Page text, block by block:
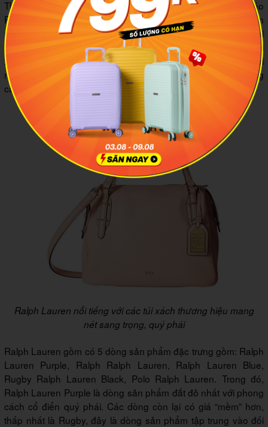
Thương hiệu Ralph Lauren bắt đầu nổi lên với những chiếc áo
Polo ra mắt năm 1967 bởi nhà thiết kế thời trang cùng tên
người Mỹ. Ông được coi là một trong những doanh nhân thời
trang thành đạt nhất nước Mỹ hiện nay. Các sản phẩm túi
xách thương hiệu đến từ nhà Ralph Lauren được yêu thích bởi
những thiết kế đa dạng, sang trọng, đơn giản, tính ứng dụng
cao và cũng vô cùng tinh tế.
Ralph Lauren nổi tiếng với các túi xách thương hiệu mang
nét sang trọng, quý phái
Ralph Lauren gồm có 5 dòng sản phẩm đặc trưng gồm: Ralph
Lauren Purple, Ralph Ralph Lauren, Ralph Lauren Blue,
Rugby Ralph Lauren Black, Polo Ralph Lauren. Trong đó,
Ralph Lauren Purple là dòng sản phẩm đắt đỏ nhất với phong
cách cổ điển quý phái. Các dòng còn lại có giá “mềm” hơn,
thấp nhất là Rugby, đây là dòng sản phẩm tập trung vào đối